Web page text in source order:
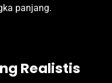
panjang.
Realistis